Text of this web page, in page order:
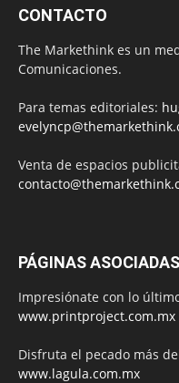
CONTACTO
The Markethink es un
Comunicaciones.
Para temas editoriales:
Venta de espacios
PÁGINAS ASOCIADAS
Impresiónate con lo
www.printproject.com.mx
Disfruta el pecado más
www.lagula.com.mx